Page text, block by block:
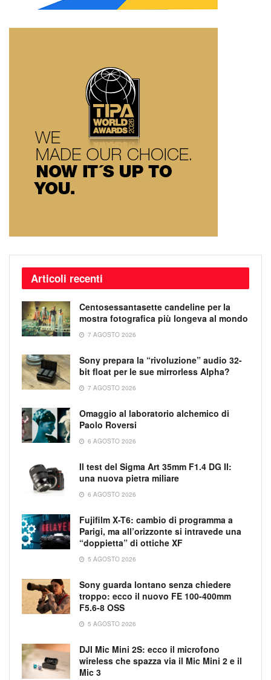
Articoli recenti
Centosessantasette candeline per la
mostra fotografica più longeva al mondo
7 AGOSTO 2026
Sony prepara la “rivoluzione” audio 32-
bit float per le sue mirrorless Alpha?
7 AGOSTO 2026
Omaggio al laboratorio alchemico di
Paolo Roversi
6 AGOSTO 2026
Il test del Sigma Art 35mm F1.4 DG II:
una nuova pietra miliare
6 AGOSTO 2026
Fujifilm X-T6: cambio di programma a
Parigi, ma all’orizzonte si intravede una
“doppietta” di ottiche XF
5 AGOSTO 2026
Sony guarda lontano senza chiedere
troppo: ecco il nuovo FE 100-400mm
F5.6-8 OSS
5 AGOSTO 2026
DJI Mic Mini 2S: ecco il microfono
wireless che spazza via il Mic Mini 2 e il
Mic 3